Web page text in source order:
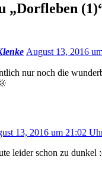
„Dorfleben (1)
August 13, 2016
nur noch die
13, 2016 um 21:02
leider schon zu dunkel